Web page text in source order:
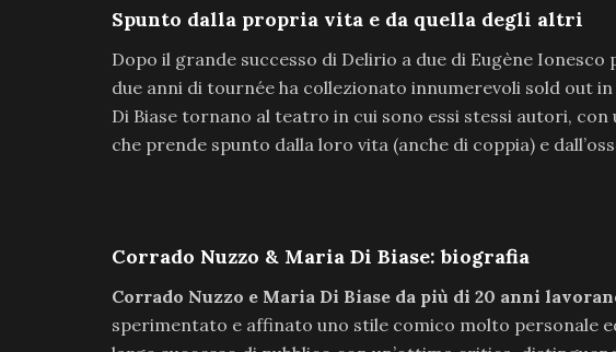
Spunto dalla propria vita e da quella degli altri
Dopo il grande successo di Delirio a due di Eugène
due anni di tournée ha collezionato innumerevoli sold out
Di Biase tornano al teatro in cui sono essi stessi autori,
che prende spunto dalla loro vita (anche di coppia) e
Corrado Nuzzo & Maria Di Biase: biografia
Corrado Nuzzo e Maria Di Biase da più di 20 anni
sperimentato e affinato uno stile comico molto personale